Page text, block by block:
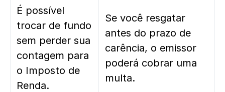
É possível
trocar de fundo
sem perder sua
contagem para
o Imposto de
Renda.
Se você resgatar
antes do prazo de
carência, o emissor
poderá cobrar uma
multa.